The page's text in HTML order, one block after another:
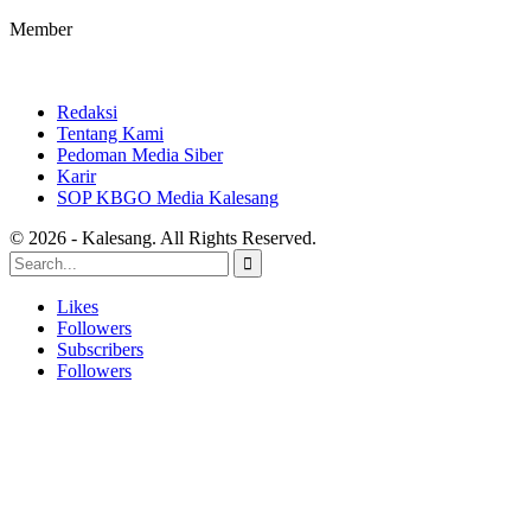
Member
Redaksi
Tentang Kami
Pedoman Media Siber
Karir
SOP KBGO Media Kalesang
© 2026 - Kalesang. All Rights Reserved.
Likes
Followers
Subscribers
Followers